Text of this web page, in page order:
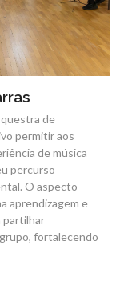
de
permitir aos
de música
percurso
O aspecto
aprendizagem e
partilhar
fortalecendo